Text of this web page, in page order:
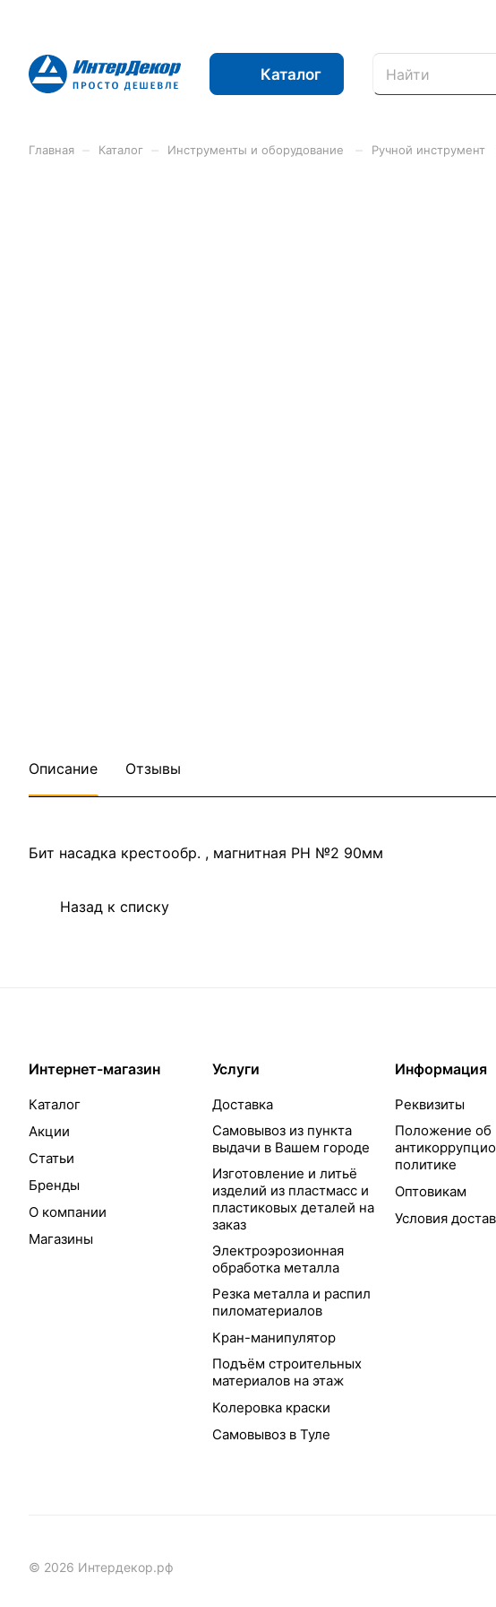
Каталог
Главная Каталог Инструменты и оборудование Ручной инструмент
Описание Отзывы
Бит насадка крестообр. , магнитная РН №2 90мм
Назад к списку
Интернет-магазин
Каталог
Акции
Статьи
Бренды
О компании
Магазины
Услуги
Доставка
Самовывоз из пункта
выдачи в Вашем городе
Изготовление и литьё
изделий из пластмасс и
пластиковых деталей на
заказ
Электроэрозионная
обработка металла
Резка металла и распил
пиломатериалов
Кран-манипулятор
Подъём строительных
материалов на этаж
Колеровка краски
Самовывоз в Туле
Информация
Реквизиты
Положение об
политике
Оптовикам
Условия
© 2026 Интердекор.рф